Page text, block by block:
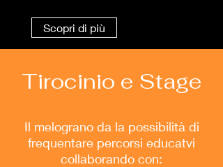
Scopri di più
Tirocinio e Stage
Il melograno da la possibilità di
frequentare percorsi educatvi
collaborando con: